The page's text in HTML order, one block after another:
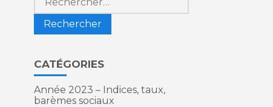
CATÉGORIES
Année 2023 – Indices, taux,
barèmes sociaux